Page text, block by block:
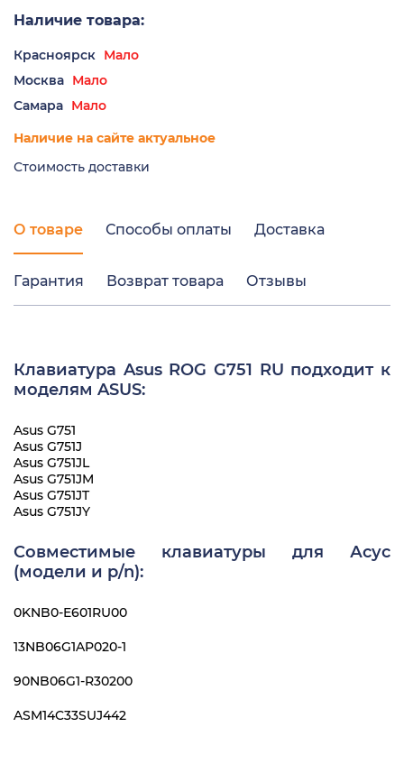
Наличие товара:
Красноярск Мало
Москва Мало
Самара Мало
Наличие на сайте актуальное
Стоимость доставки
О товаре Способы оплаты Доставка
Гарантия Возврат товара Отзывы
Клавиатура Asus ROG G751 RU подходит к
моделям ASUS:
Asus G751
Asus G751J
Asus G751JL
Asus G751JM
Asus G751JT
Asus G751JY
Совместимые клавиатуры для Асус
(модели и p/n):
0KNB0-E601RU00
13NB06G1AP020-1
90NB06G1-R30200
ASM14C33SUJ442